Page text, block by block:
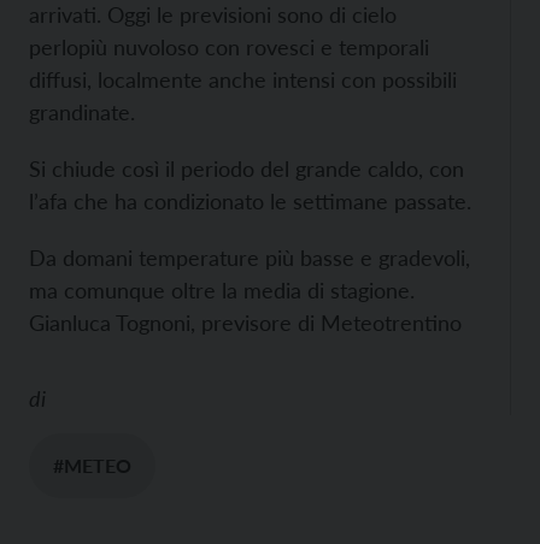
arrivati. Oggi le previsioni sono di cielo
perlopiù nuvoloso con rovesci e temporali
diffusi, localmente anche intensi con possibili
grandinate.
Si chiude così il periodo del grande caldo, con
l’afa che ha condizionato le settimane passate.
Da domani temperature più basse e gradevoli,
ma comunque oltre la media di stagione.
Gianluca Tognoni, previsore di Meteotrentino
di
#METEO